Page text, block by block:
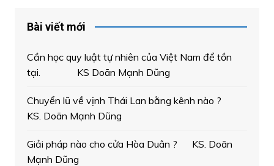
Bài viết mới
Cần học quy luật tự nhiên của Việt Nam để tồn
tại. KS Doãn Mạnh Dũng
Chuyển lũ về vịnh Thái Lan bằng kênh nào ?
KS. Doãn Mạnh Dũng
Giải pháp nào cho cửa Hòa Duân ? KS. Doãn
Mạnh Dũng